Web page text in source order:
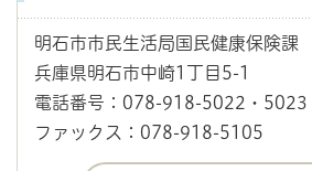
明石市市民生活局国民健康保険課
兵庫県明石市中崎1丁目5-1
電話番号：078-918-5022・5023
ファックス：078-918-5105